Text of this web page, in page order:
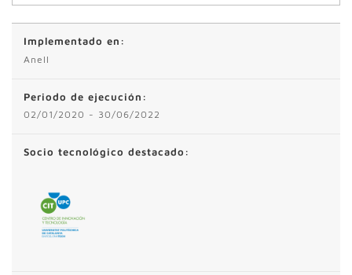
Implementado en:
Anell
Periodo de ejecución:
02/01/2020 - 30/06/2022
Socio tecnológico destacado: